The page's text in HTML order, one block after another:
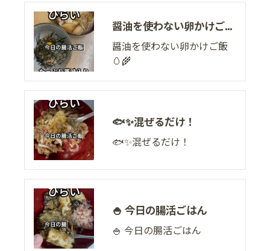
醤油を使わない卵かけご飯🥚🌾
醤油を使わない卵かけご飯
🥚🌾
🐟✨混ぜるだけ！
🐟✨混ぜるだけ！
🍚 今日の腸活ごはん
🍚 今日の腸活ごはん